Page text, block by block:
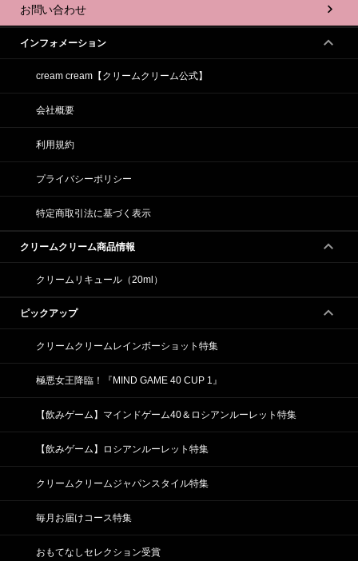
お問い合わせ
インフォメーション
cream cream【クリームクリーム公式】
会社概要
利用規約
プライバシーポリシー
特定商取引法に基づく表示
クリームクリーム商品情報
クリームリキュール（20ml）
ピックアップ
クリームクリームレインボーショット特集
極悪女王降臨！『MIND GAME 40 CUP 1』
【飲みゲーム】マインドゲーム40＆ロシアンルーレット特集
【飲みゲーム】ロシアンルーレット特集
クリームクリームジャパンスタイル特集
毎月お届けコース特集
おもてなしセレクション受賞